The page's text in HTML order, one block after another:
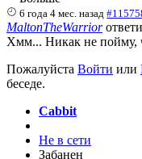
6 года 4 мес. назад
MaltonTheWarrior
Хмм... Никак не пойму,
Пожалуйста Войти или
беседе.
Cabbit
Не в сети
Забанен